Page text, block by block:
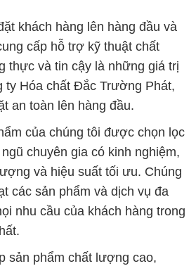
khách hàng lên hàng đầu và
cấp hỗ trợ kỹ thuật chất
thực và tin cậy là những giá trị
ty Hóa chất Đắc Trường Phát,
an toàn lên hàng đầu.
của chúng tôi được chọn lọc
chuyên gia có kinh nghiệm,
và hiệu suất tối ưu. Chúng
các sản phẩm và dịch vụ đa
nhu cầu của khách hàng trong
sản phẩm chất lượng cao,